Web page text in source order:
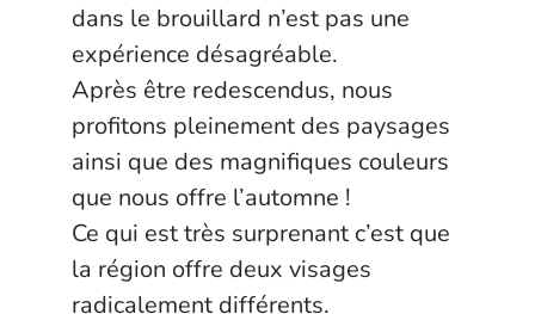
dans le brouillard n’est pas une
expérience désagréable.
Après être redescendus, nous
profitons pleinement des paysages
ainsi que des magnifiques couleurs
que nous offre l’automne !
Ce qui est très surprenant c’est que
la région offre deux visages
radicalement différents.